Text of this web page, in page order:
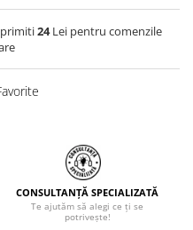
24Lei pentru comenzile
CONSULTANȚĂ SPECIALIZATĂ
Te ajutăm să alegi ce ți se
potrivește!